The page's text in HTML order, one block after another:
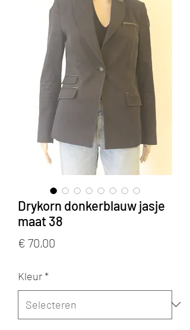
Drykorn donkerblauw jasje
maat 38
€ 70,00
Kleur*